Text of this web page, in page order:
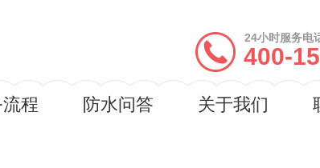
24小时服务电
400-
程 防水问答 关于我们